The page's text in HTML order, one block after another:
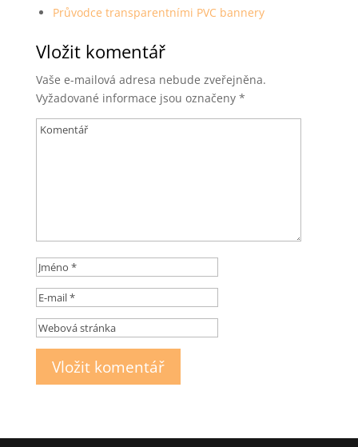
Průvodce transparentními PVC bannery
Vložit komentář
Vaše e-mailová adresa nebude zveřejněna.
Vyžadované informace jsou označeny *